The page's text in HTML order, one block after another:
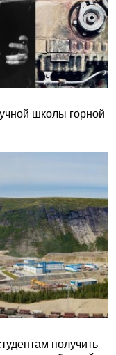
школы горной
получить